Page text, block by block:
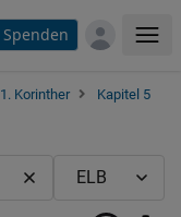
Spenden
1. Korinther
Kapitel 5